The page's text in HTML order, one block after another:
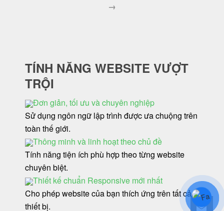
→
TÍNH NĂNG WEBSITE VƯỢT
TRỘI
Đơn giản, tối ưu và chuyên nghiệp
Sử dụng ngôn ngữ lập trình được ưa chuộng trên
toàn thế giới.
Thông minh và linh hoạt theo chủ đề
Tính năng tiện ích phù hợp theo từng website
chuyên biệt.
Thiết kế chuẩn Responsive mới nhất
Cho phép website của bạn thích ứng trên tất cả các
thiết bị.